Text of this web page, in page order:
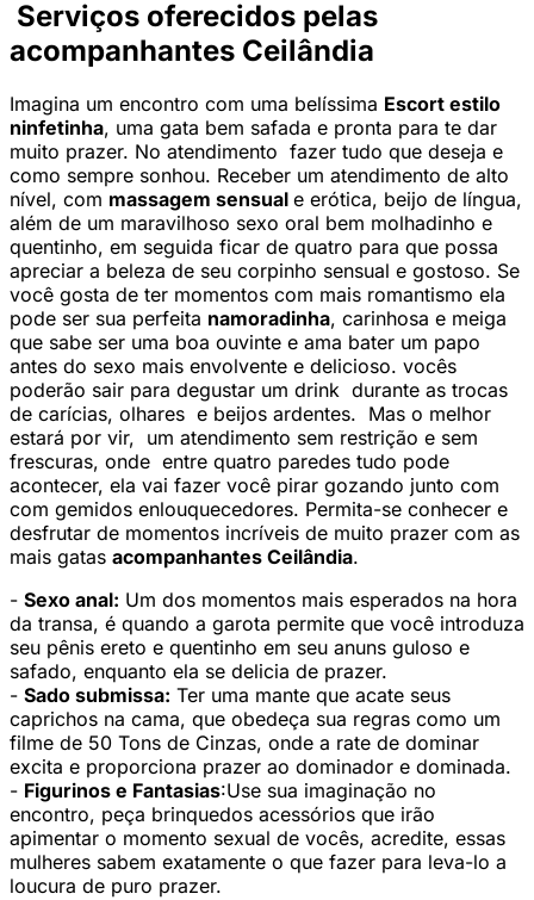
Serviços oferecidos pelas
acompanhantes Ceilândia
Imagina um encontro com uma belíssima Escort estilo
ninfetinha, uma gata bem safada e pronta para te dar
muito prazer. No atendimento fazer tudo que deseja e
como sempre sonhou. Receber um atendimento de alto
nível, com massagem sensual e erótica, beijo de língua,
além de um maravilhoso sexo oral bem molhadinho e
quentinho, em seguida ficar de quatro para que possa
apreciar a beleza de seu corpinho sensual e gostoso. Se
você gosta de ter momentos com mais romantismo ela
pode ser sua perfeita namoradinha, carinhosa e meiga
que sabe ser uma boa ouvinte e ama bater um papo
antes do sexo mais envolvente e delicioso. vocês
poderão sair para degustar um drink durante as trocas
de carícias, olhares e beijos ardentes. Mas o melhor
estará por vir, um atendimento sem restrição e sem
frescuras, onde entre quatro paredes tudo pode
acontecer, ela vai fazer você pirar gozando junto com
com gemidos enlouquecedores. Permita-se conhecer e
desfrutar de momentos incríveis de muito prazer com as
mais gatas acompanhantes Ceilândia.
- Sexo anal: Um dos momentos mais esperados na hora
da transa, é quando a garota permite que você introduza
seu pênis ereto e quentinho em seu anuns guloso e
safado, enquanto ela se delicia de prazer.
- Sado submissa: Ter uma mante que acate seus
caprichos na cama, que obedeça sua regras como um
filme de 50 Tons de Cinzas, onde a rate de dominar
excita e proporciona prazer ao dominador e dominada.
- Figurinos e Fantasias:Use sua imaginação no
encontro, peça brinquedos acessórios que irão
apimentar o momento sexual de vocês, acredite, essas
mulheres sabem exatamente o que fazer para leva-lo a
loucura de puro prazer.